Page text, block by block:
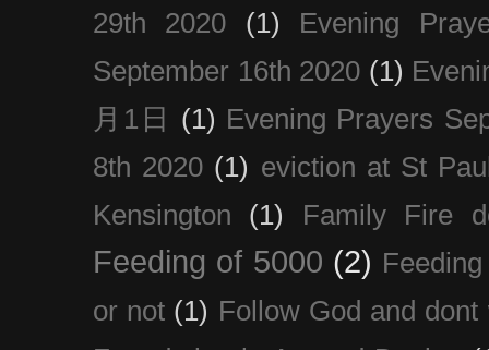
29th 2020
(1)
Evening
September 16th 2020 (1)
月1日
(1) Evening Prayers
8th 2020 (1) eviction at St
Kensington
(1) Family Fire
Feeding of 5000 (2)
or not (1) Follow God and dont